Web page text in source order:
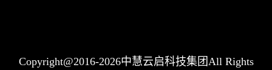
Copyright@2016-2026中慧云启科技集团All Rights